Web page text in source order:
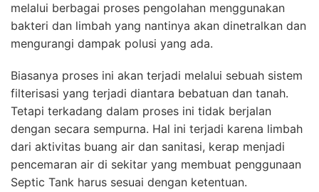
melalui berbagai proses pengolahan menggunakan
bakteri dan limbah yang nantinya akan dinetralkan dan
mengurangi dampak polusi yang ada.
Biasanya proses ini akan terjadi melalui sebuah sistem
filterisasi yang terjadi diantara bebatuan dan tanah.
Tetapi terkadang dalam proses ini tidak berjalan
dengan secara sempurna. Hal ini terjadi karena limbah
dari aktivitas buang air dan sanitasi, kerap menjadi
pencemaran air di sekitar yang membuat penggunaan
Septic Tank harus sesuai dengan ketentuan.